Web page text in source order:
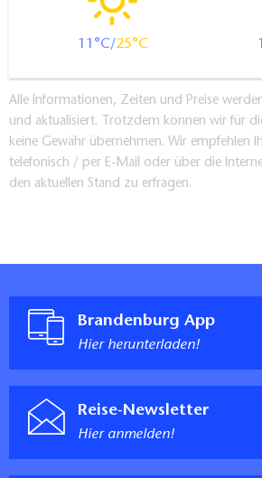
11 25
Alle Informationen, Zeiten und Preise
und aktualisiert. Trotzdem können wir für
keine Gewähr übernehmen. Wir empfehlen
telefonisch / per E-Mail oder über die
den aktuellen Stand zu erfragen.
Brandenburg App
Hier herunterladen!
Reise-Newsletter
Hier anmelden!